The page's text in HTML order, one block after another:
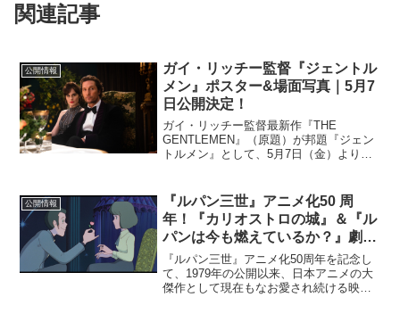
関連記事
公開情報
ガイ・リッチー監督『ジェントル
メン』ポスター&場面写真｜5月7
日公開決定！
ガイ・リッチー監督最新作『THE
GENTLEMEN』（原題）が邦題『ジェン
トルメン』として、5月7日（金）より公
陛下の国イギリス、紳士の街ロンドン。
そのロンドン暗黒街...
公開情報
『ルパン三世』アニメ化50 周
年！『カリオストロの城』＆『ル
パンは今も燃えているか？』劇場
公開
『ルパン三世』アニメ化50周年を記念し
て、1979年の公開以来、⽇本アニメの⼤
傑作として現在もなお愛され続ける映画